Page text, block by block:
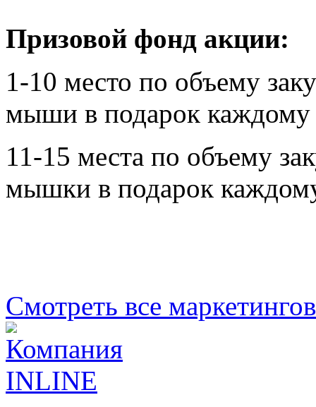
Призовой фонд акции:
1-10 место по объему
мыши в подарок каждому
11-15 места по объему
мышки в подарок
Смотреть все